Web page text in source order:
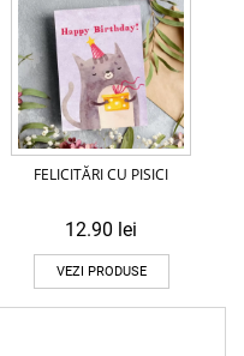
FELICITĂRI CU PISICI
12.90 lei
VEZI PRODUSE